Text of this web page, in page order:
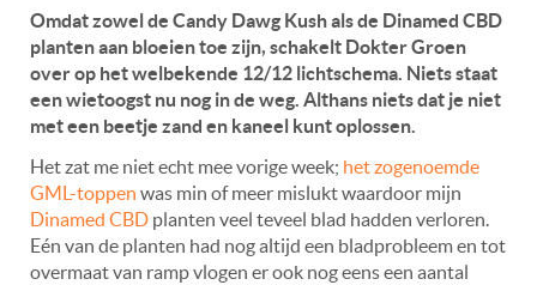
Omdat zowel de Candy Dawg Kush als de Dinamed CBD
planten aan bloeien toe zijn, schakelt Dokter Groen
over op het welbekende 12/12 lichtschema. Niets staat
een wietoogst nu nog in de weg. Althans niets dat je niet
met een beetje zand en kaneel kunt oplossen.
Het zat me niet echt mee vorige week; het zogenoemde
GML-toppen was min of meer mislukt waardoor mijn
Dinamed CBD planten veel teveel blad hadden verloren.
Eén van de planten had nog altijd een bladprobleem en tot
overmaat van ramp vlogen er ook nog eens een aantal